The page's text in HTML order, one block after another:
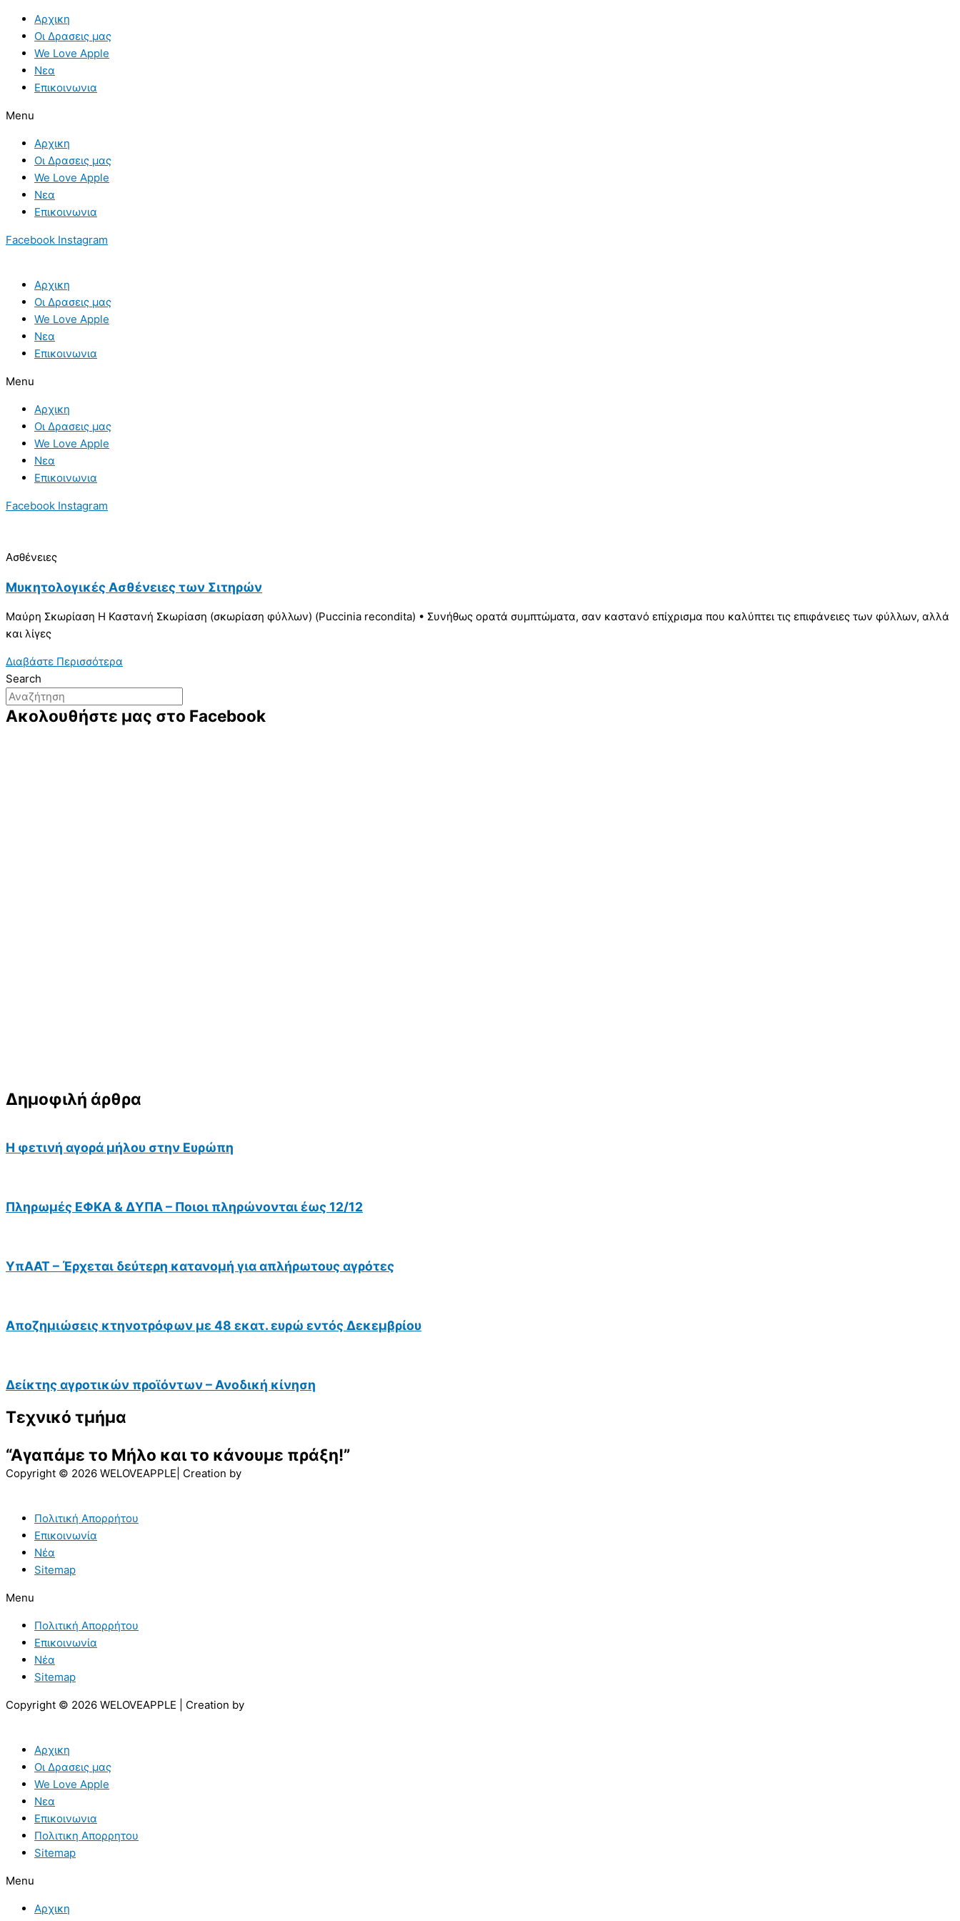
content
Αρχικη
Οι Δρασεις μας
We Love Apple
Νεα
Επικοινωνια
Menu
Αρχικη
Οι Δρασεις μας
We Love Apple
Νεα
Επικοινωνια
Facebook Instagram
Αρχικη
Οι Δρασεις μας
We Love Apple
Νεα
Επικοινωνια
Menu
Αρχικη
Οι Δρασεις μας
We Love Apple
Νεα
Επικοινωνια
Facebook Instagram
Ασθένειες
Μυκητολογικές Ασθένειες των Σιτηρών
Mαύρη Σκωρίαση Η Καστανή Σκωρίαση (σκωρίαση φύλλων) (Puccinia recondita) • Συνήθως ορατά συμπτώματα, σαν καστανό επίχρισμα που καλύπτει τις επιφάνειες των φύλλων, αλλά
και λίγες
Διαβάστε Περισσότερα
Search
Ακολουθήστε μας στο Facebook
Δημοφιλή άρθρα
Η φετινή αγορά μήλου στην Ευρώπη
Πληρωμές ΕΦΚΑ & ΔΥΠΑ – Ποιοι πληρώνονται έως 12/12
ΥπΑΑΤ – Έρχεται δεύτερη κατανομή για απλήρωτους αγρότες
Αποζημιώσεις κτηνοτρόφων με 48 εκατ. ευρώ εντός Δεκεμβρίου
Δείκτης αγροτικών προϊόντων – Ανοδική κίνηση
Τεχνικό τμήμα
“Αγαπάμε το Μήλο και το κάνουμε πράξη!”
Copyright © 2026 WELOVEAPPLE| Creation by
Πολιτική Απορρήτου
Επικοινωνία
Νέα
Sitemap
Menu
Πολιτική Απορρήτου
Επικοινωνία
Νέα
Sitemap
Copyright © 2026 WELOVEAPPLE | Creation by
Αρχικη
Οι Δρασεις μας
We Love Apple
Νεα
Επικοινωνια
Πολιτικη Απορρητου
Sitemap
Menu
Αρχικη